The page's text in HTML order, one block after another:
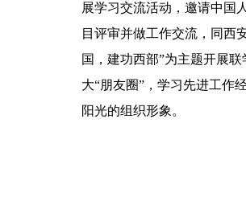
展学习交流活动，邀请中国
目评审并做工作交流，同西
国，建功西部”为主题开展
大“朋友圈”，学习先进工作
阳光的组织形象。